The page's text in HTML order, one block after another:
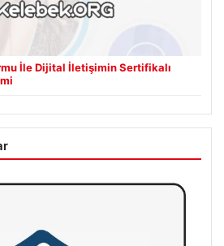
İle Dijital İletişimin Sertifikalı